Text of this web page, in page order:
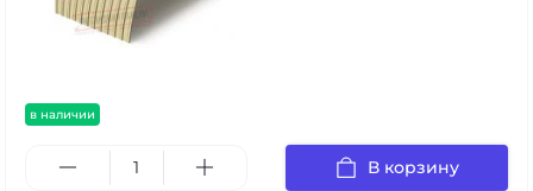
в наличии
В корзину